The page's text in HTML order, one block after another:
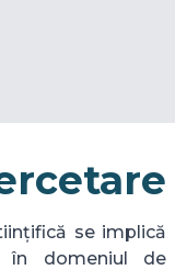
se implică
în domeniul de